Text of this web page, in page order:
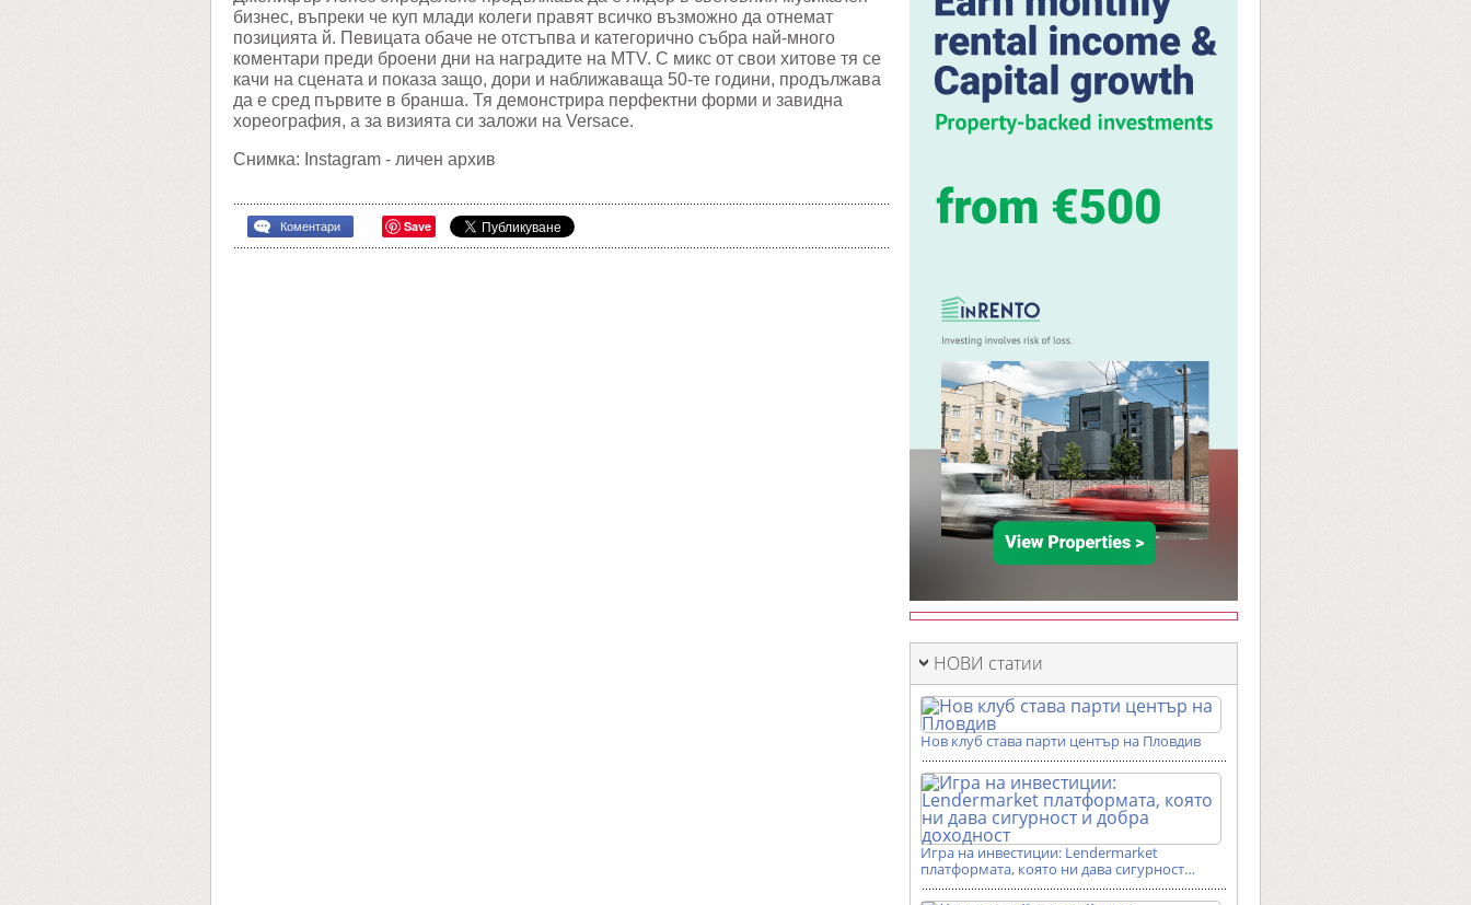
бизнес, въпреки че куп млади колеги правят всичко възможно да отнемат
позицията й. Певицата обаче не отстъпва и категорично събра най-много
коментари преди броени дни на наградите на MTV. С микс от свои хитове тя се
качи на сцената и показа защо, дори и наближаваща 50-те години, продължава
да е сред първите в бранша. Тя демонстрира перфектни форми и завидна
хореография, а за визията си заложи на Versace.
Снимка: Instagram - личен архив
Коментари Save
НОВИ статии
Нов клуб става парти център на Пловдив
Игра на инвестиции: Lendermarket
платформата, която ни дава сигурност…